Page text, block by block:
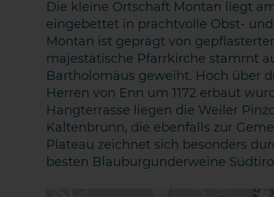
Die kleine Ortschaft Montan liegt
eingebettet in prachtvolle Obst-
Montan ist geprägt von
majestätische Pfarrkirche stammt
Bartholomäus geweiht. Hoch über
Herren von Enn um 1172 erbaut
Hangterrasse liegen die Weiler
Kaltenbrunn, die ebenfalls zur
Plateau zeichnet sich besonders
besten Blauburgunderweine